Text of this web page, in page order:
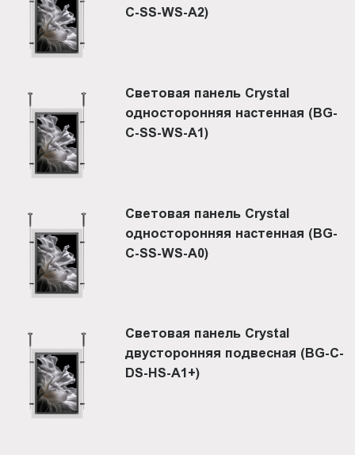
C-SS-WS-A2)
Световая панель Crystal
односторонняя настенная (BG-
C-SS-WS-A1)
Световая панель Crystal
односторонняя настенная (BG-
C-SS-WS-A0)
Световая панель Crystal
двусторонняя подвесная (BG-C-
DS-HS-A1+)